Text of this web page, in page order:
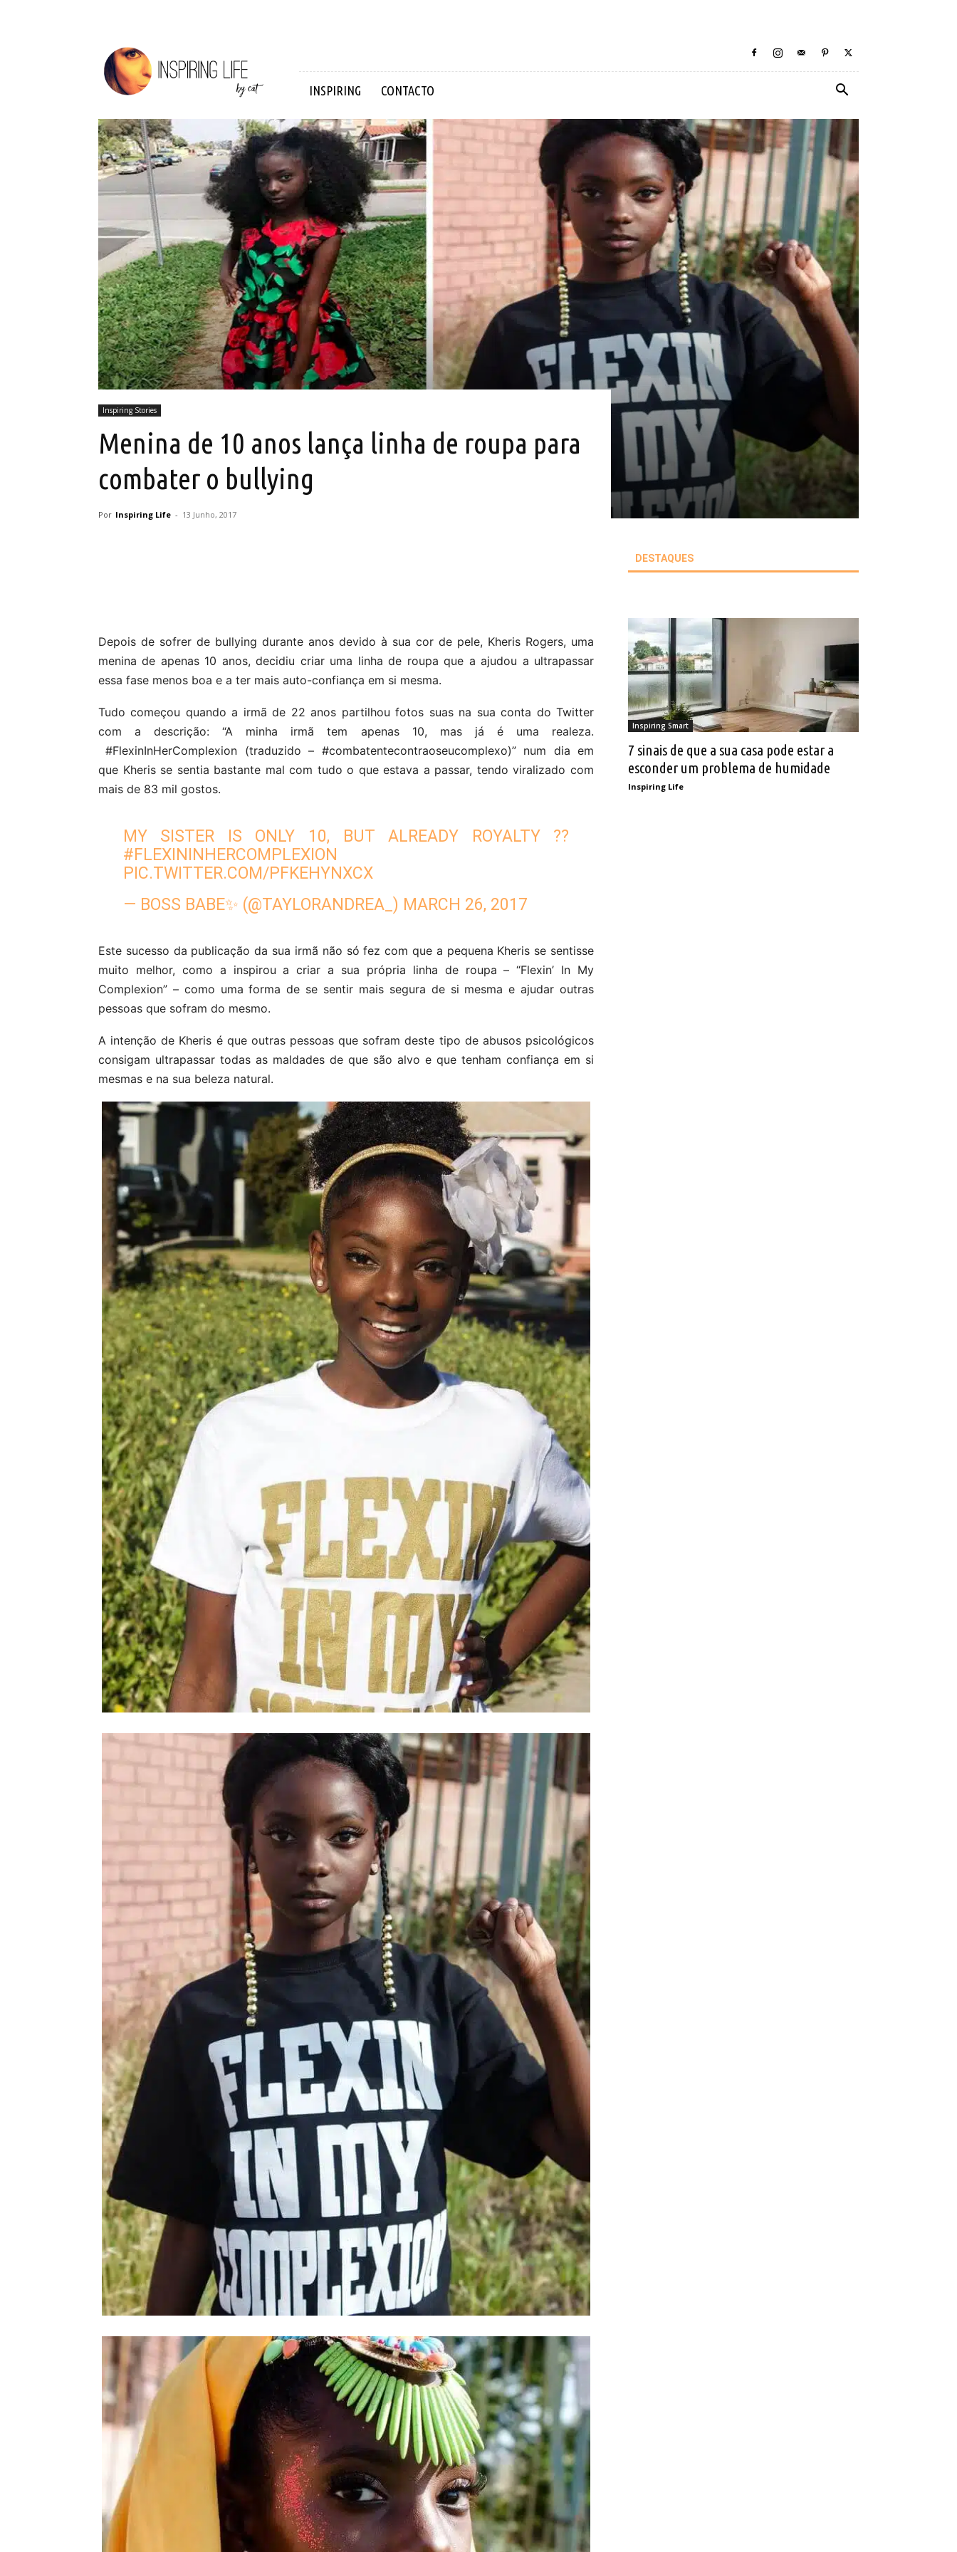
Inspiring
Life
INSPIRING CONTACTO
Inspiring Stories
Menina de 10 anos lança linha de roupa para
combater o bullying
Por Inspiring Life - 13 Junho, 2017
Depois de sofrer de bullying durante anos devido à sua cor de pele, Kheris Rogers, uma
menina de apenas 10 anos, decidiu criar uma linha de roupa que a ajudou a ultrapassar
essa fase menos boa e a ter mais auto-confiança em si mesma.
Tudo começou quando a irmã de 22 anos partilhou fotos suas na sua conta do Twitter
com a descrição: “A minha irmã tem apenas 10, mas já é uma realeza.
#FlexinInHerComplexion (traduzido – #combatentecontraoseucomplexo)” num dia em
que Kheris se sentia bastante mal com tudo o que estava a passar, tendo viralizado com
mais de 83 mil gostos.
MY SISTER IS ONLY 10, BUT ALREADY ROYALTY ??
#FLEXININHERCOMPLEXION
PIC.TWITTER.COM/PFKEHYNXCX
— BOSS BABE✨ (@TAYLORANDREA_) MARCH 26, 2017
Este sucesso da publicação da sua irmã não só fez com que a pequena Kheris se sentisse
muito melhor, como a inspirou a criar a sua própria linha de roupa – “Flexin’ In My
Complexion” – como uma forma de se sentir mais segura de si mesma e ajudar outras
pessoas que sofram do mesmo.
A intenção de Kheris é que outras pessoas que sofram deste tipo de abusos psicológicos
consigam ultrapassar todas as maldades de que são alvo e que tenham confiança em si
mesmas e na sua beleza natural.
DESTAQUES
Inspiring Smart
7 sinais de que a sua casa pode estar a
esconder um problema de humidade
Inspiring Life